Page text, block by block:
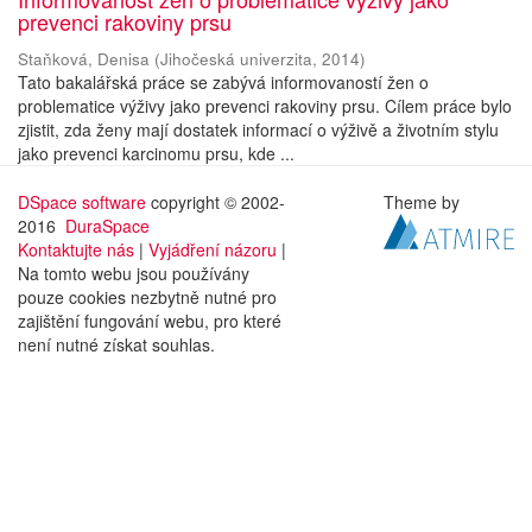
prevenci rakoviny prsu
Staňková, Denisa (Jihočeská univerzita, 2014)
Tato bakalářská práce se zabývá informovaností žen o
problematice výživy jako prevenci rakoviny prsu. Cílem práce bylo
zjistit, zda ženy mají dostatek informací o výživě a životním stylu
jako prevenci karcinomu prsu, kde ...
DSpace software copyright © 2002-
2016 DuraSpace
Kontaktujte nás | Vyjádření názoru |
Na tomto webu jsou používány
pouze cookies nezbytně nutné pro
zajištění fungování webu, pro které
není nutné získat souhlas.
Theme by